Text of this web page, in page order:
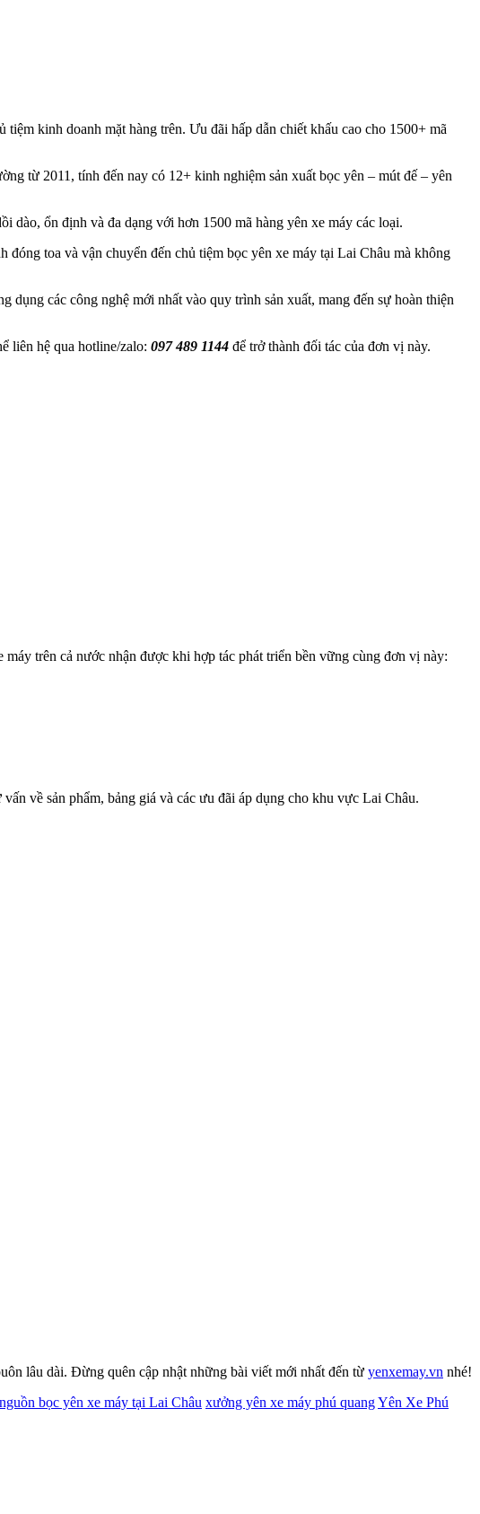
kinh doanh mặt hàng trên. Ưu đãi hấp dẫn chiết khấu cao cho 1500+ mã
từ 2011, tính đến nay có 12+ kinh nghiệm sản xuất bọc yên – mút đế – yên
dào, ổn định và đa dạng với hơn 1500 mã hàng yên xe máy các loại.
toa và vận chuyển đến chủ tiệm bọc yên xe máy tại Lai Châu mà không
các công nghệ mới nhất vào quy trình sản xuất, mang đến sự hoàn thiện
liên hệ qua hotline/zalo: 097 489 1144 để trở thành đối tác của đơn vị này.
trên cả nước nhận được khi hợp tác phát triển bền vững cùng đơn vị này:
vấn về sản phẩm, bảng giá và các ưu đãi áp dụng cho khu vực Lai Châu.
lâu dài. Đừng quên cập nhật những bài viết mới nhất đến từ yenxemay.vn nhé!
nguồn bọc yên xe máy tại Lai Châu xưởng yên xe máy phú quangYên Xe Phú